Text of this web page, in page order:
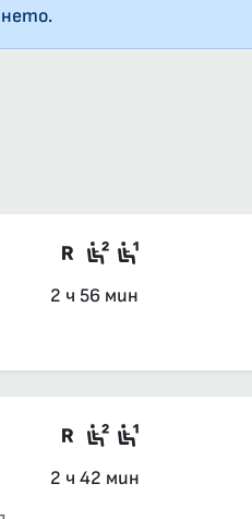
Във влака има
СедящиСедящи
2 ч 56 мин
Във влака има
СедящиСедящи
2 ч 42 мин